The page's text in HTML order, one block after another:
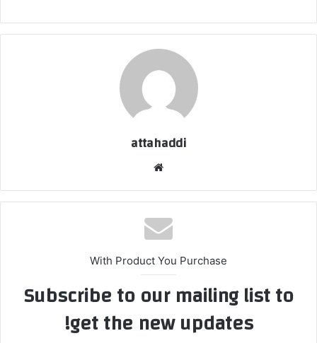
attahaddi
الوي
ب
With Product You Purchase
Subscribe to our mailing list to
get the new updates!